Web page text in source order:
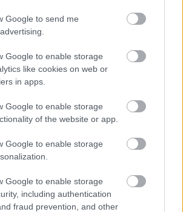
Google to send me
Google to enable storage
like cookies on web or
in apps.
Google to enable storage
of the website or app.
Google to enable storage
Google to enable storage
including authentication
fraud prevention, and other
KARÁCSONYI MELLÉKLET EMOJI